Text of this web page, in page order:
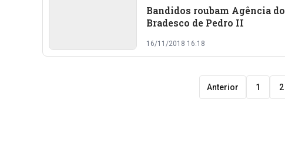
Bandidos roubam Agência do
Bradesco de Pedro II
16/11/2018 16:18
Anterior 1 2